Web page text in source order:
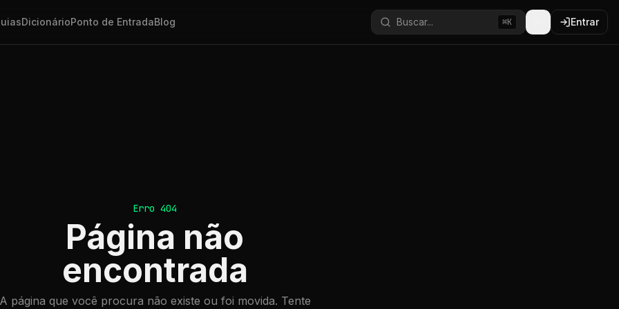
DicionárioPonto de EntradaBlog Buscar... ⌘K Entrar
Erro 404
Página não
encontrada
A página que você procura não existe ou foi movida. Tente